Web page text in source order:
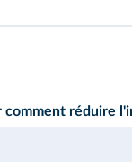
réduire